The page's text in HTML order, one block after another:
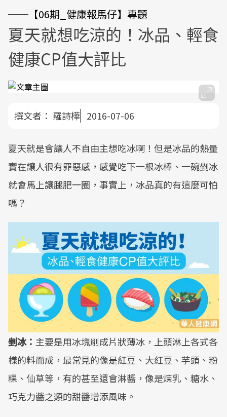
──【06期_健康報馬仔】專題
夏天就想吃涼的！冰品、輕食
健康CP值大評比
撰文者： 羅詩樺 2016-07-06
夏天就是會讓人不自由主想吃冰啊！但是冰品的熱量
實在讓人很有罪惡感，感覺吃下一根冰棒、一碗剉冰
就會馬上讓腿肥一圈，事實上，冰品真的有這麼可怕
嗎？
剉冰： 主要是用冰塊削成片狀薄冰，上頭淋上各式各
樣的料而成，最常見的像是紅豆、大紅豆、芋頭、粉
粿、仙草等，有的甚至還會淋醬，像是煉乳、糖水、
巧克力醬之類的甜醬增添風味。